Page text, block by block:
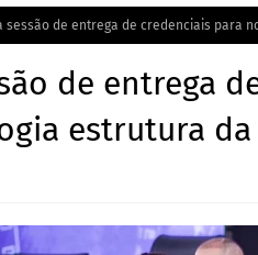
sessão de entrega de credenciais para
de entrega
estrutura da